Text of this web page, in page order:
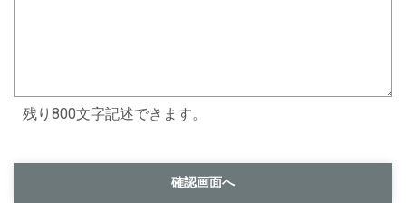
残り800文字記述できます。